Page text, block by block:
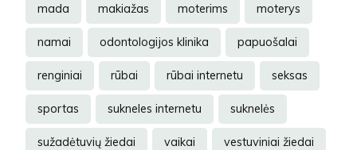
mada makiažas moterims moterys
namai odontologijos klinika papuošalai
renginiai rūbai rūbai internetu seksas
sportas sukneles internetu suknelės
sužadėtuvių žiedai vaikai vestuviniai žiedai